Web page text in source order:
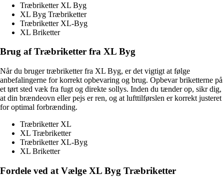
Træbriketter XL Byg
XL Byg Træbriketter
Træbriketter XL-Byg
XL Briketter
Brug af Træbriketter fra XL Byg
Når du bruger træbriketter fra XL Byg, er det vigtigt at følge
anbefalingerne for korrekt opbevaring og brug. Opbevar briketterne på
et tørt sted væk fra fugt og direkte sollys. Inden du tænder op, sikr dig,
at din brændeovn eller pejs er ren, og at lufttilførslen er korrekt justeret
for optimal forbrænding.
Træbriketter XL
XL Træbriketter
Træbriketter XL-Byg
XL Briketter
Fordele ved at Vælge XL Byg Træbriketter